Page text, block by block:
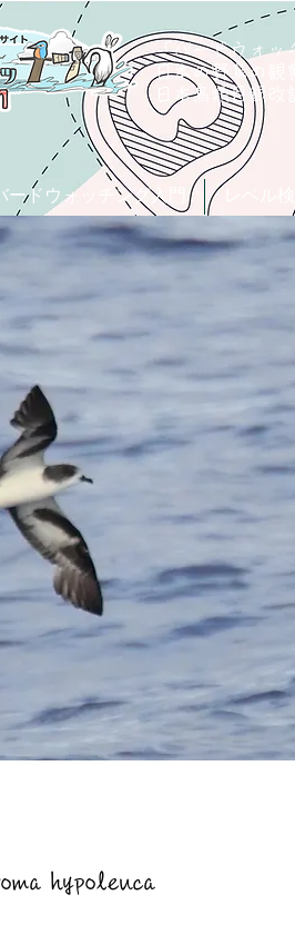
「バードウォッ
日本の野鳥の観
日本鳥類目録
ードウォッチング入門
hypoleuca